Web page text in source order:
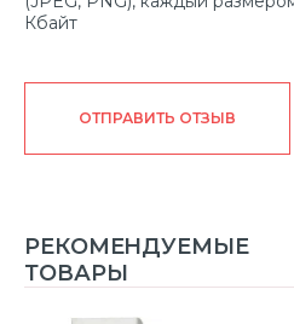
Кбайт
ОТПРАВИТЬ ОТЗЫВ
РЕКОМЕНДУЕМЫЕ
ТОВАРЫ